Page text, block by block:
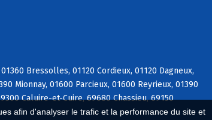
afin d'analyser le trafic et la performance du site et
Bressolles, 01120 Cordieux, 01120 Dagneux,
Mionnay, 01600 Parcieux, 01600 Reyrieux, 01390
Caluire-et-Cuire, 69680 Chassieu, 69150